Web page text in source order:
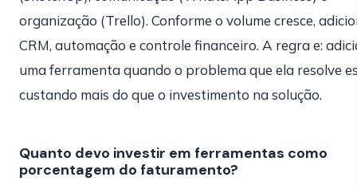
organização (Trello). Conforme o volume cresce,
CRM, automação e controle financeiro. A regra e:
uma ferramenta quando o problema que ela resolve
custando mais do que o investimento na solução.
Quanto devo investir em ferramentas como
porcentagem do faturamento?